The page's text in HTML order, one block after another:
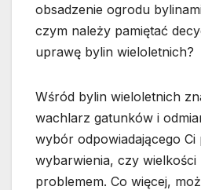
obsadzenie ogrodu
czym należy pamiętać
uprawę bylin wieloletnich?
Wśród bylin wieloletnich
wachlarz gatunków i
wybór odpowiadającego Ci
wybarwienia, czy wielkości
problemem. Co więcej,